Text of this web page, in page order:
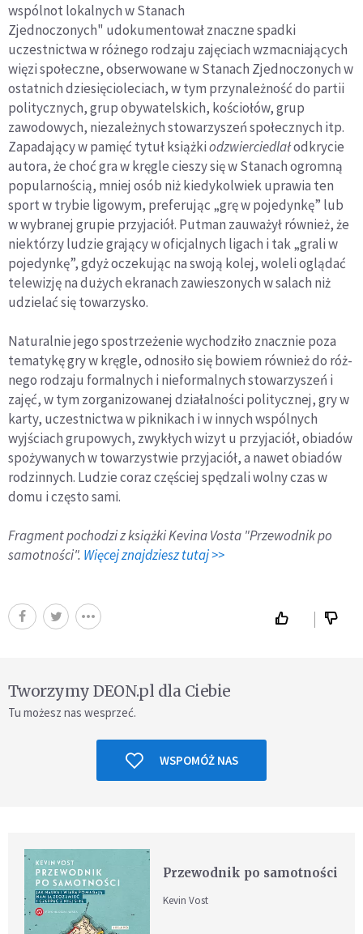
wspólnot lokalnych w Stanach
Zjednoczonych" udokumentował znaczne spadki
uczestnictwa w różnego rodzaju zajęciach wzmacniających
więzi społeczne, obserwo­wane w Stanach Zjednoczonych w
ostatnich dziesięcioleciach, w tym przynależność do partii
politycznych, grup obywatelskich, kościołów, grup
zawodowych, niezależnych stowarzyszeń spo­łecznych itp.
Zapadający w pamięć tytuł książkiodzwierciedlałodkrycie
autora, że choć gra w kręgle cieszy się w Stanach ogromną
popularnością, mniej osób niż kiedykolwiek uprawia ten
sport w trybie ligowym, pre­ferując „grę w pojedynkę” lub
w wybranej grupie przyjaciół. Putman zauważył również, że
niektórzy ludzie grający w oficjal­nych ligach i tak „grali w
pojedynkę”, gdyż oczekując na swoją kolej, woleli oglądać
telewizję na dużych ekranach zawieszonych w salach niż
udzielać się towarzysko.
Naturalnie jego spostrzeżenie wychodziło znacznie poza
tematykę gry w kręgle, odnosiło się bowiem również do róż­
nego rodzaju formalnych i nieformalnych stowarzyszeń i
zajęć, w tym zorganizowanej działalności politycznej, gry w
karty, uczestnictwa w piknikach i w innych wspólnych
wyjściach grupowych, zwykłych wizyt u przyjaciół, obiadów
spożywa­nych w towarzystwie przyjaciół, a nawet obiadów
rodzinnych. Ludzie coraz częściej spędzali wolny czas w
domu i często sami.
Fragment pochodzi z książki Kevina Vosta "Przewodnik po
samotności". Więcej znajdziesz tutaj >>
Tworzymy DEON.pl dla Ciebie
Tu możesz nas wesprzeć.
WSPOMÓŻ NAS
Przewodnik po samotności
Kevin Vost